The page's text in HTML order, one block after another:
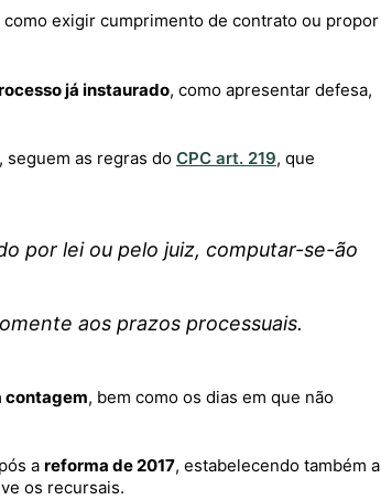
como exigir cumprimento de contrato ou propor
já instaurado, como apresentar defesa,
seguem as regras do CPC art. 219, que
por lei ou pelo juiz, computar-se-ão
aos prazos processuais.
contagem, bem como os dias em que não
a reforma de 2017, estabelecendo também a
os recursais.